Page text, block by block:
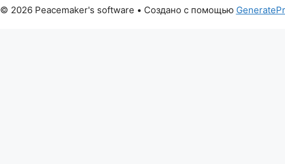
© 2026 Peacemaker's software • Создано с помощью